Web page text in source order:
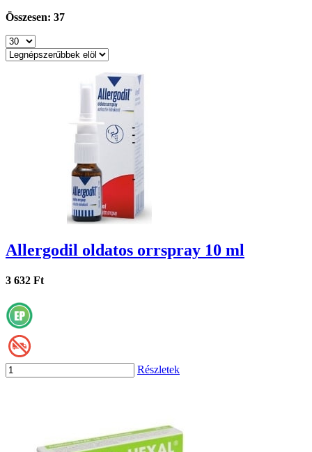
Összesen: 37
Allergodil oldatos orrspray 10 ml
3 632 Ft
Részletek